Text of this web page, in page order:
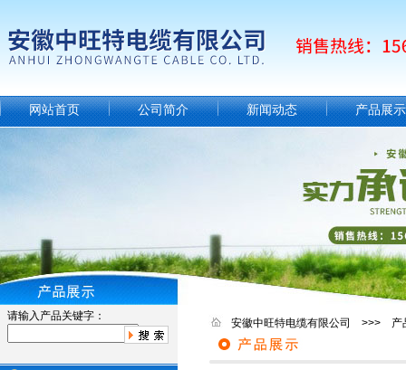
网站首页 公司简介 新闻动态 产品展示
请输入产品关键字：
安徽中旺特电缆有限公司 >>> 产